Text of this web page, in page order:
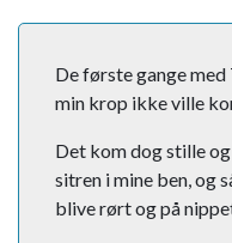
De første gange
min krop ikke ville
Det kom dog stille
sitren i mine ben, og
blive rørt og på